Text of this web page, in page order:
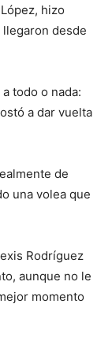
hizo
desde
todo o nada:
a dar vuelta
de
una volea que
Rodríguez
aunque no le
momento